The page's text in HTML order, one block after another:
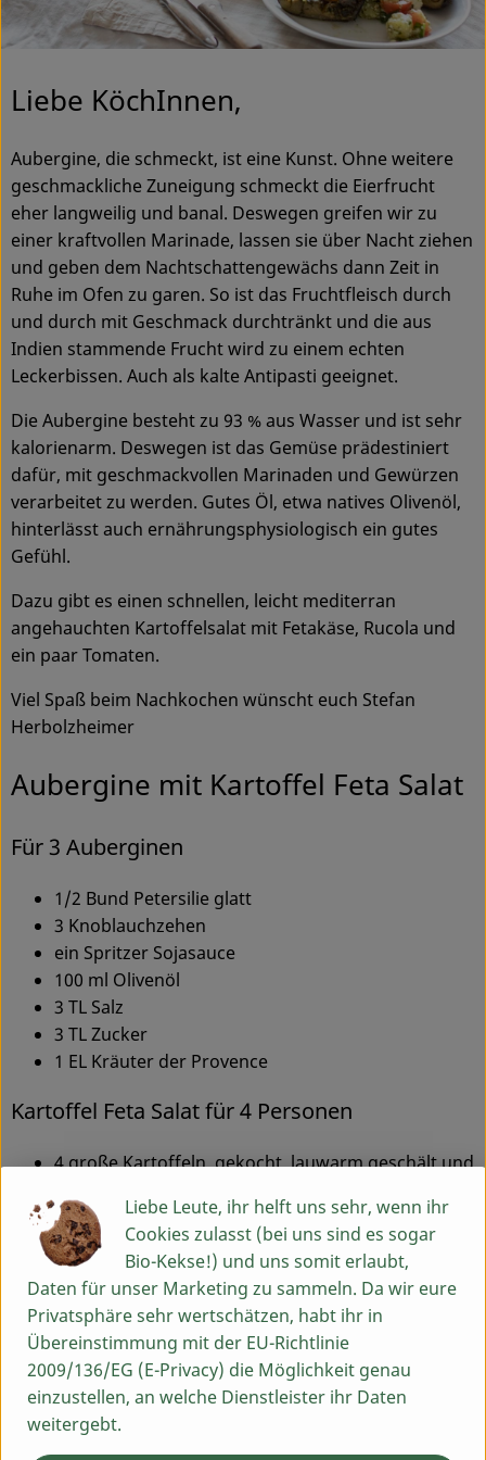
Ökokisten
Kühltheke
Backwaren
Haltbares
Getränke
Drogerie
So geht's
Über uns
Blog & Aktuelles
Service
Liebe KöchInnen,
Aubergine, die schmeckt, ist eine Kunst. Ohne weitere
geschmackliche Zuneigung schmeckt die Eierfrucht
eher langweilig und banal. Deswegen greifen wir zu
einer kraftvollen Marinade, lassen sie über Nacht ziehen
und geben dem Nachtschattengewächs dann Zeit in
Ruhe im Ofen zu garen. So ist das Fruchtfleisch durch
und durch mit Geschmack durchtränkt und die aus
Indien stammende Frucht wird zu einem echten
Leckerbissen. Auch als kalte Antipasti geeignet.
Die Aubergine besteht zu 93 % aus Wasser und ist sehr
kalorienarm. Deswegen ist das Gemüse prädestiniert
dafür, mit geschmackvollen Marinaden und Gewürzen
verarbeitet zu werden. Gutes Öl, etwa natives Olivenöl,
hinterlässt auch ernährungsphysiologisch ein gutes
Gefühl.
Dazu gibt es einen schnellen, leicht mediterran
angehauchten Kartoffelsalat mit Fetakäse, Rucola und
ein paar Tomaten.
Viel Spaß beim Nachkochen wünscht euch Stefan
Herbolzheimer
Aubergine mit Kartoffel Feta Salat
Für 3 Auberginen
1/2 Bund Petersilie glatt
3 Knoblauchzehen
ein Spritzer Sojasauce
100 ml Olivenöl
3 TL Salz
3 TL Zucker
1 EL Kräuter der Provence
Kartoffel Feta Salat für 4 Personen
4 große Kartoffeln, gekocht, lauwarm geschält und
2 Packungen Fetawürfel mit Rucola und Petersilie
1 Bund Rucola, grob gehackt
1 großzügiger Schuss Olivenöl
Salz und Pfeffer nach Geschmack
2 Tomaten in halbierte Achtel geschnitten
Für die Marinade alle Zutaten in ein hohes Gefäß geben
und mit einem Stabmixer fein pürieren.
Liebe Leute, ihr helft uns sehr, wenn ihr
Cookies zulasst (bei uns sind es sogar
Bio-Kekse!) und uns somit erlaubt,
Daten für unser Marketing zu sammeln. Da wir eure
Privatsphäre sehr wertschätzen, habt ihr in
Übereinstimmung mit der EU-Richtlinie
2009/136/EG (E-Privacy) die Möglichkeit genau
einzustellen, an welche Dienstleister ihr Daten
weitergebt.